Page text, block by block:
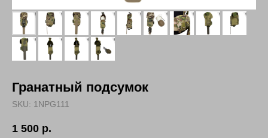
Гранатный подсумок
SKU: 1NPG111
1 500 р.